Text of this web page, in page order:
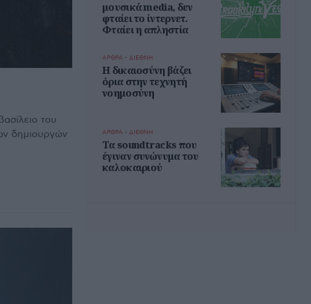
του
δημιουργών
μουσικά media, δεν
φταίει το ίντερνετ.
Φταίει η απληστία
ΑΡΘΡΑ - ΔΙΕΘΝΗ
Η δικαιοσύνη βάζει
όρια στην τεχνητή
νοημοσύνη
ΑΡΘΡΑ - ΔΙΕΘΝΗ
Τα soundtracks που
έγιναν συνώνυμα του
καλοκαιριού